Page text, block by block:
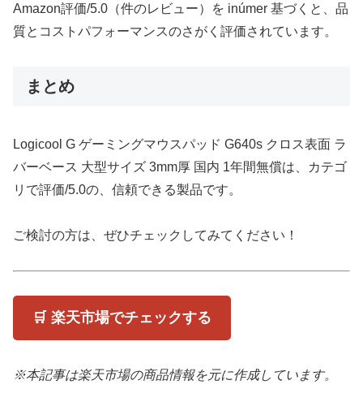
Amazon評価/5.0（件のレビュー）を inúmer 基づくと、品
質とコストパフォーマンスのさがく評価されています。
まとめ
Logicool G ゲーミングマウスパッド G640s クロス表面 ラ
バーベース 大型サイズ 3mm厚 国内 1年間無償は、カテゴ
リで評価/5.0の、信頼できる製品です。
ご検討の方は、ぜひチェックしてみてください！
🛒 楽天市場でチェックする
※本記事は楽天市場の商品情報を元に作成しています。